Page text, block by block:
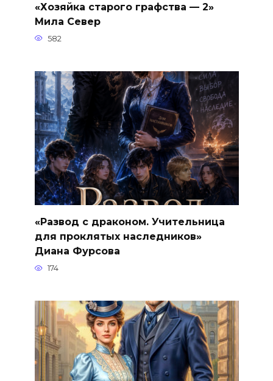
«Хозяйка старого графства — 2»
Мила Север
582
«Развод с драконом. Учительница
для проклятых наследников»
Диана Фурсова
174